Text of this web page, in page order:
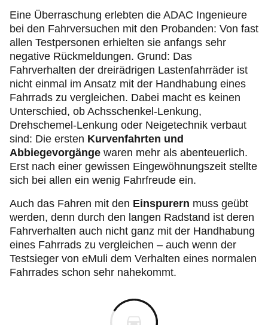
Eine Überraschung erlebten die ADAC Ingenieure
bei den Fahrversuchen mit den Probanden: Von fast
allen Testpersonen erhielten sie anfangs sehr
negative Rückmeldungen. Grund: Das
Fahrverhalten der dreirädrigen Lastenfahrräder ist
nicht einmal im Ansatz mit der Handhabung eines
Fahrrads zu vergleichen. Dabei macht es keinen
Unterschied, ob Achsschenkel-Lenkung,
Drehschemel-Lenkung oder Neigetechnik verbaut
sind: Die ersten Kurvenfahrten und
Abbiegevorgänge waren mehr als abenteuerlich.
Erst nach einer gewissen Eingewöhnungszeit stellte
sich bei allen ein wenig Fahrfreude ein.
Auch das Fahren mit den Einspurern muss geübt
werden, denn durch den langen Radstand ist deren
Fahrverhalten auch nicht ganz mit der Handhabung
eines Fahrrads zu vergleichen – auch wenn der
Testsieger von eMuli dem Verhalten eines normalen
Fahrrades schon sehr nahekommt.